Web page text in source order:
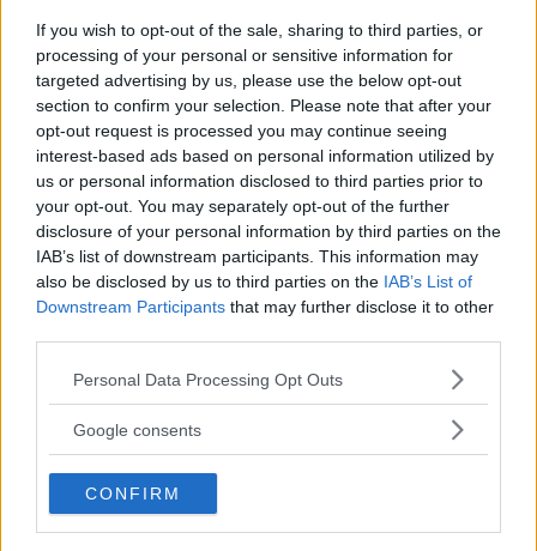
If you wish to opt-out of the sale, sharing to third parties, or
processing of your personal or sensitive information for
targeted advertising by us, please use the below opt-out
section to confirm your selection. Please note that after your
opt-out request is processed you may continue seeing
interest-based ads based on personal information utilized by
us or personal information disclosed to third parties prior to
your opt-out. You may separately opt-out of the further
disclosure of your personal information by third parties on the
IAB’s list of downstream participants. This information may
also be disclosed by us to third parties on the IAB’s List of
Downstream Participants that may further disclose it to other
Please note that this website/app uses one or more Google
not limited to your visit or usage behaviour. You may click to
use your data for below specified purposes in below Google
consent section.
Personal Data Processing Opt Outs
Google consents
CONFIRM
Personalmente l’ho ricevuto in regalo,...continua a leggere
Utile
0)
Guarda tutte le opinioni degli utenti
Scrivi una recensione
Effettua l'accesso per scrivere una recensione
Non sei ancora iscritta a